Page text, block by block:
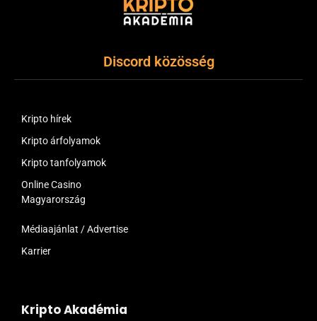
Discord közösség
Kripto hírek
Kripto árfolyamok
Kripto tanfolyamok
Online Casino
Magyarország
Médiaajánlat / Advertise
Karrier
Kripto Akadémia